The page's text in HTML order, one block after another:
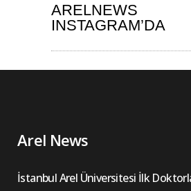
ARELNEWS
INSTAGRAM’DA
Arel News
İstanbul Arel Üniversitesi İlk